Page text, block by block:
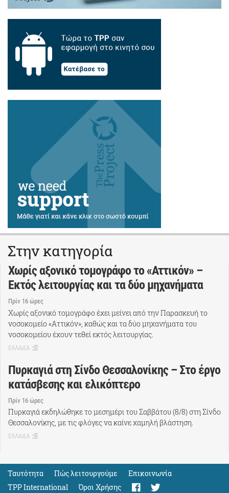
Στην κατηγορία
Χωρίς αξονικό τομογράφο το «Αττικόν» –
Εκτός λειτουργίας και τα δύο μηχανήματα
Πρίν 16 ώρες
Χωρίς αξονικό τομογράφο έχει μείνει από την Παρασκευή το
νοσοκομείο «Αττικόν», καθώς και τα δύο μηχανήματα του
νοσοκομείου έχουν τεθεί εκτός λειτουργίας.
ΕΛΛΑΔΑ
Πυρκαγιά στη Σίνδο Θεσσαλονίκης – Στο έργο
κατάσβεσης και ελικόπτερο
Πρίν 16 ώρες
Πυρκαγιά εκδηλώθηκε το μεσημέρι του Σαββάτου (8/8) στη Σίνδο
Θεσσαλονίκης, με τις φλόγες να καίνε χαμηλή βλάστηση.
ΕΛΛΑΔΑ
Ταυτότητα Πώς λειτουργούμε
Eπικοινωνία
TPP International
Όροι Χρήσης